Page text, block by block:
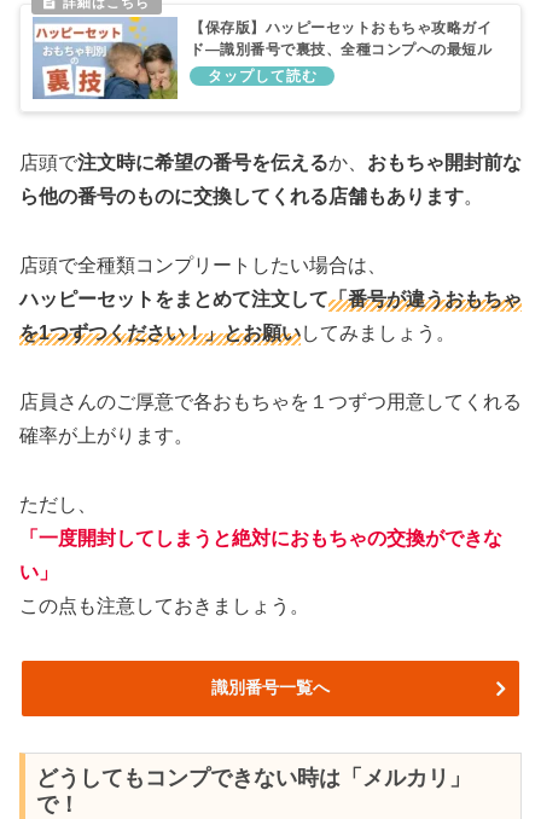
【保存版】ハッピーセットおもちゃ攻略ガイ
ド―識別番号で裏技、全種コンプへの最短ル
ート
店頭で注文時に希望の番号を伝えるか、 おもちゃ開封前な
ら他の番号のものに交換してくれる店舗もあります。
店頭で全種類コンプリートしたい場合は、
ハッピーセットをまとめて注文して「番号が違うおもちゃ
を1つずつください！」とお願いしてみましょう。
店員さんのご厚意で各おもちゃを１つずつ用意してくれる
確率が上がります。
ただし、
「一度開封してしまうと絶対におもちゃの交換ができな
い」
この点も注意しておきましょう。
識別番号一覧へ
どうしてもコンプできない時は「メルカリ」
で！